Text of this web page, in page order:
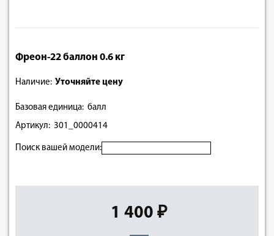
Фреон-22 баллон 0.6 кг
Наличие: Уточняйте цену
Базовая единица: балл
Артикул: 301_0000414
Поиск вашей модели:
1 400 ₽